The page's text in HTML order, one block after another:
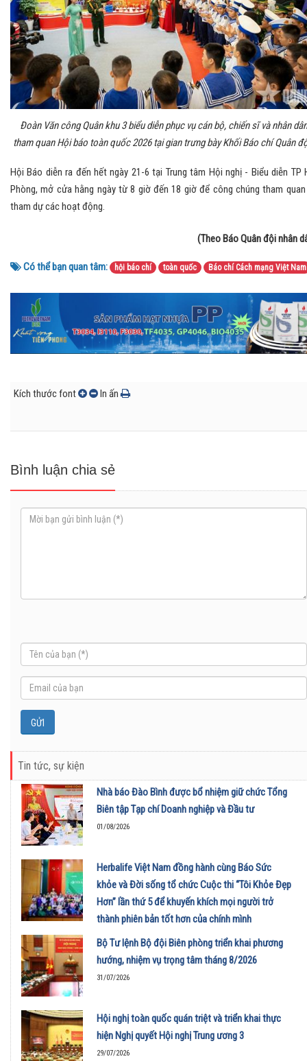
Đoàn Văn công Quân khu 3 biểu diễn phục vụ cán bộ, chiến sĩ và nhân dân
tham quan Hội báo toàn quốc 2026 tại gian trưng bày Khối Báo chí Quân
Hội Báo diễn ra đến hết ngày 21-6 tại Trung tâm Hội nghị - Biểu diễn TP
Phòng, mở cửa hằng ngày từ 8 giờ đến 18 giờ để công chúng tham
tham dự các hoạt động.
(Theo Báo Quân đội nhân
Có thể bạn quan tâm: hội báo chí toàn quốc Báo chí Cách mạng Việt Nam
Kích thước font In ấn
Bình luận chia sẻ
Tin tức, sự kiện
Nhà báo Đào Bình được bổ nhiệm giữ chức Tổng
Biên tập Tạp chí Doanh nghiệp và Đầu tư
01/08/2026
Herbalife Việt Nam đồng hành cùng Báo Sức
khỏe và Đời sống tổ chức Cuộc thi “Tôi Khỏe Đẹp
Hơn” lần thứ 5 để khuyến khích mọi người trở
thành phiên bản tốt hơn của chính mình
Bộ Tư lệnh Bộ đội Biên phòng triển khai phương
hướng, nhiệm vụ trọng tâm tháng 8/2026
31/07/2026
Hội nghị toàn quốc quán triệt và triển khai thực
hiện Nghị quyết Hội nghị Trung ương 3
29/07/2026